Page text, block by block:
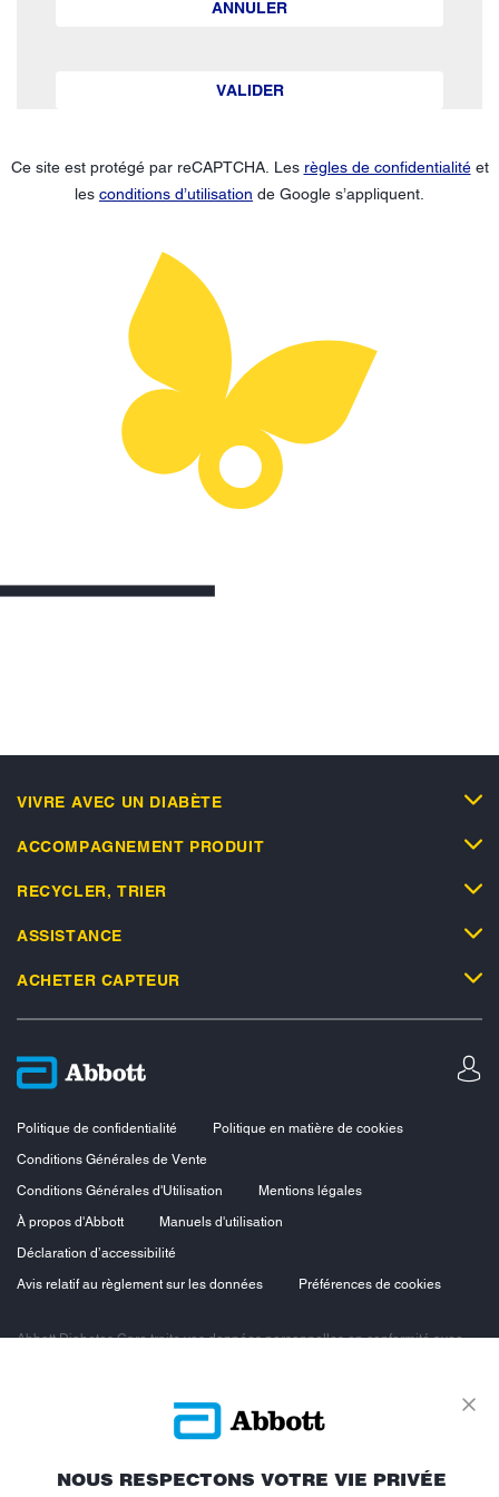
ANNULER
VALIDER
Ce site est protégé par reCAPTCHA. Les règles de confidentialitéet
les conditions d’utilisation de Google s’appliquent.
VIVRE AVEC UN DIABÈTE
ACCOMPAGNEMENT PRODUIT
RECYCLER, TRIER
ASSISTANCE
ACHETER CAPTEUR
Politique de confidentialité
Politique en matière de cookies
Conditions Générales de Vente
Conditions Générales d'Utilisation
Mentions légales
À propos d'Abbott
Manuels d'utilisation
Déclaration d’accessibilité
Avis relatif au règlement sur les données
Préférences de cookies
Abbott Diabetes Care traite vos données personnelles en conformité avec
modifiée. Vous bénéficiez ainsi d’un droit d’accès, d’opposition, de
rectification et de suppression des données vous concernant. Vous
NOUS RESPECTONS VOTRE VIE PRIVÉE